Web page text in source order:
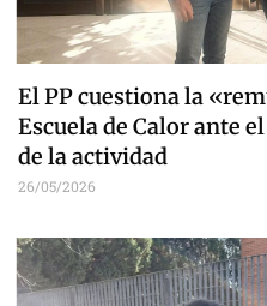
El PP cuestiona la
Escuela de Calor ante
de la actividad
26/05/2026